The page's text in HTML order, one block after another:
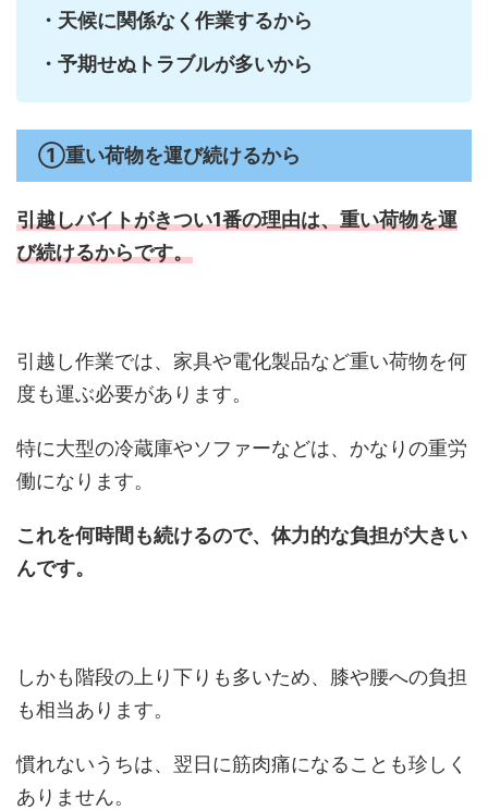
・天候に関係なく作業するから
・予期せぬトラブルが多いから
①重い荷物を運び続けるから
引越しバイトがきつい1番の理由は、重い荷物を運
び続けるからです。
引越し作業では、家具や電化製品など重い荷物を何
度も運ぶ必要があります。
特に大型の冷蔵庫やソファーなどは、かなりの重労
働になります。
これを何時間も続けるので、体力的な負担が大きい
んです。
しかも階段の上り下りも多いため、膝や腰への負担
も相当あります。
慣れないうちは、翌日に筋肉痛になることも珍しく
ありません。